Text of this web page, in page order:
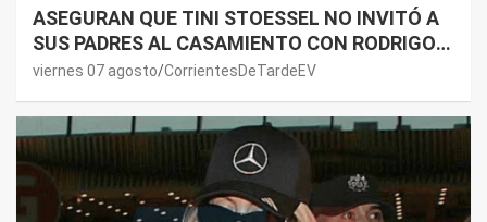
ASEGURAN QUE TINI STOESSEL NO INVITÓ A
SUS PADRES AL CASAMIENTO CON RODRIGO
DE PAUL: LOS MOTIVOS
viernes 07 agosto CorrientesDeTardeEV